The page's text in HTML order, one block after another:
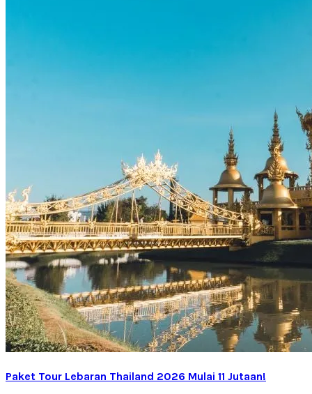
Paket Tour Lebaran Thailand 2026 Mulai 11 Jutaan!